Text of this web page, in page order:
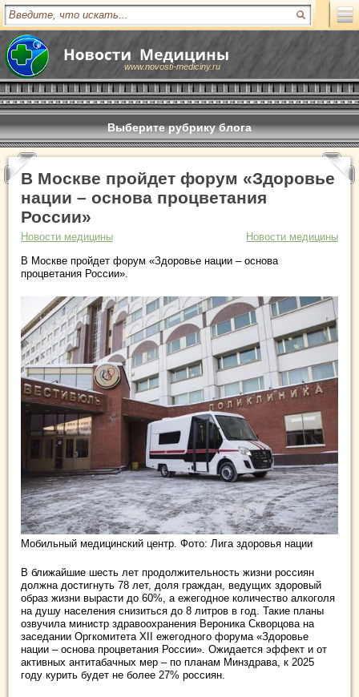
www.novosti-mediciny.ru
Выберите рубрику блога
В Москве пройдет форум «Здоровье
нации – основа процветания
России»
Новости медицины
Новости медицины
В Москве пройдет форум «Здоровье нации – основа
процветания России».
Мобильный медицинский центр. Фото: Лига здоровья нации
В ближайшие шесть лет продолжительность жизни россиян
должна достигнуть 78 лет, доля граждан, ведущих здоровый
образ жизни вырасти до 60%, а ежегодное количество алкоголя
на душу населения снизиться до 8 литров в год. Такие планы
озвучила министр здравоохранения Вероника Скворцова на
заседании Оргкомитета XII ежегодного форума «Здоровье
нации – основа процветания России». Ожидается эффект и от
активных антитабачных мер – по планам Минздрава, к 2025
году курить будет не более 27% россиян.